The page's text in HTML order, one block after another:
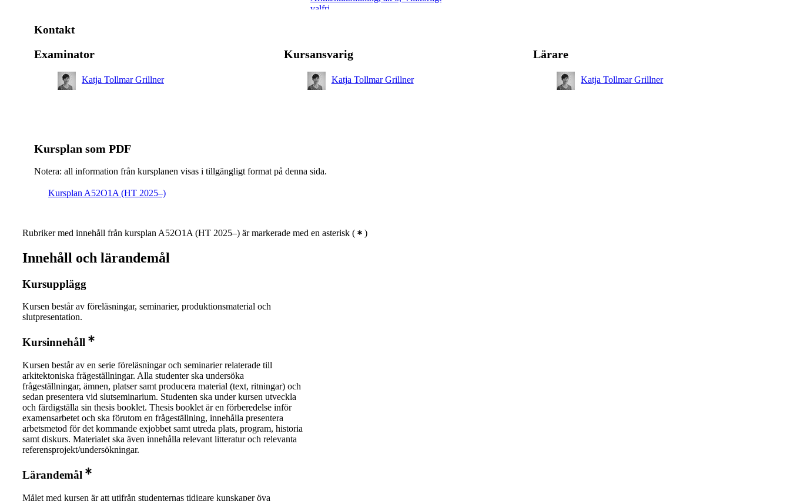
valfri
Kontakt
Examinator
Katja Tollmar Grillner
Kursansvarig
Katja Tollmar Grillner
Lärare
Katja Tollmar Grillner
Kursplan som PDF
Notera: all information från kursplanen visas i tillgängligt format på denna sida.
Kursplan A52O1A (HT 2025–)
Rubriker med innehåll från kursplan A52O1A (HT 2025–) är markerade med en asterisk ( )
Innehåll och lärandemål
Kursupplägg
Kursen består av föreläsningar, seminarier, produktionsmaterial och
slutpresentation.
Kursinnehåll
Kursen består av en serie föreläsningar och seminarier relaterade till
arkitektoniska frågeställningar. Alla studenter ska undersöka
frågeställningar, ämnen, platser samt producera material (text, ritningar) och
sedan presentera vid slutseminarium. Studenten ska under kursen utveckla
och färdigställa sin thesis booklet. Thesis booklet är en förberedelse inför
examensarbetet och ska förutom en frågeställning, innehålla presentera
arbetsmetod för det kommande exjobbet samt utreda plats, program, historia
samt diskurs. Materialet ska även innehålla relevant litteratur och relevanta
referensprojekt/undersökningar.
Lärandemål
Målet med kursen är att utifrån studenternas tidigare kunskaper öva